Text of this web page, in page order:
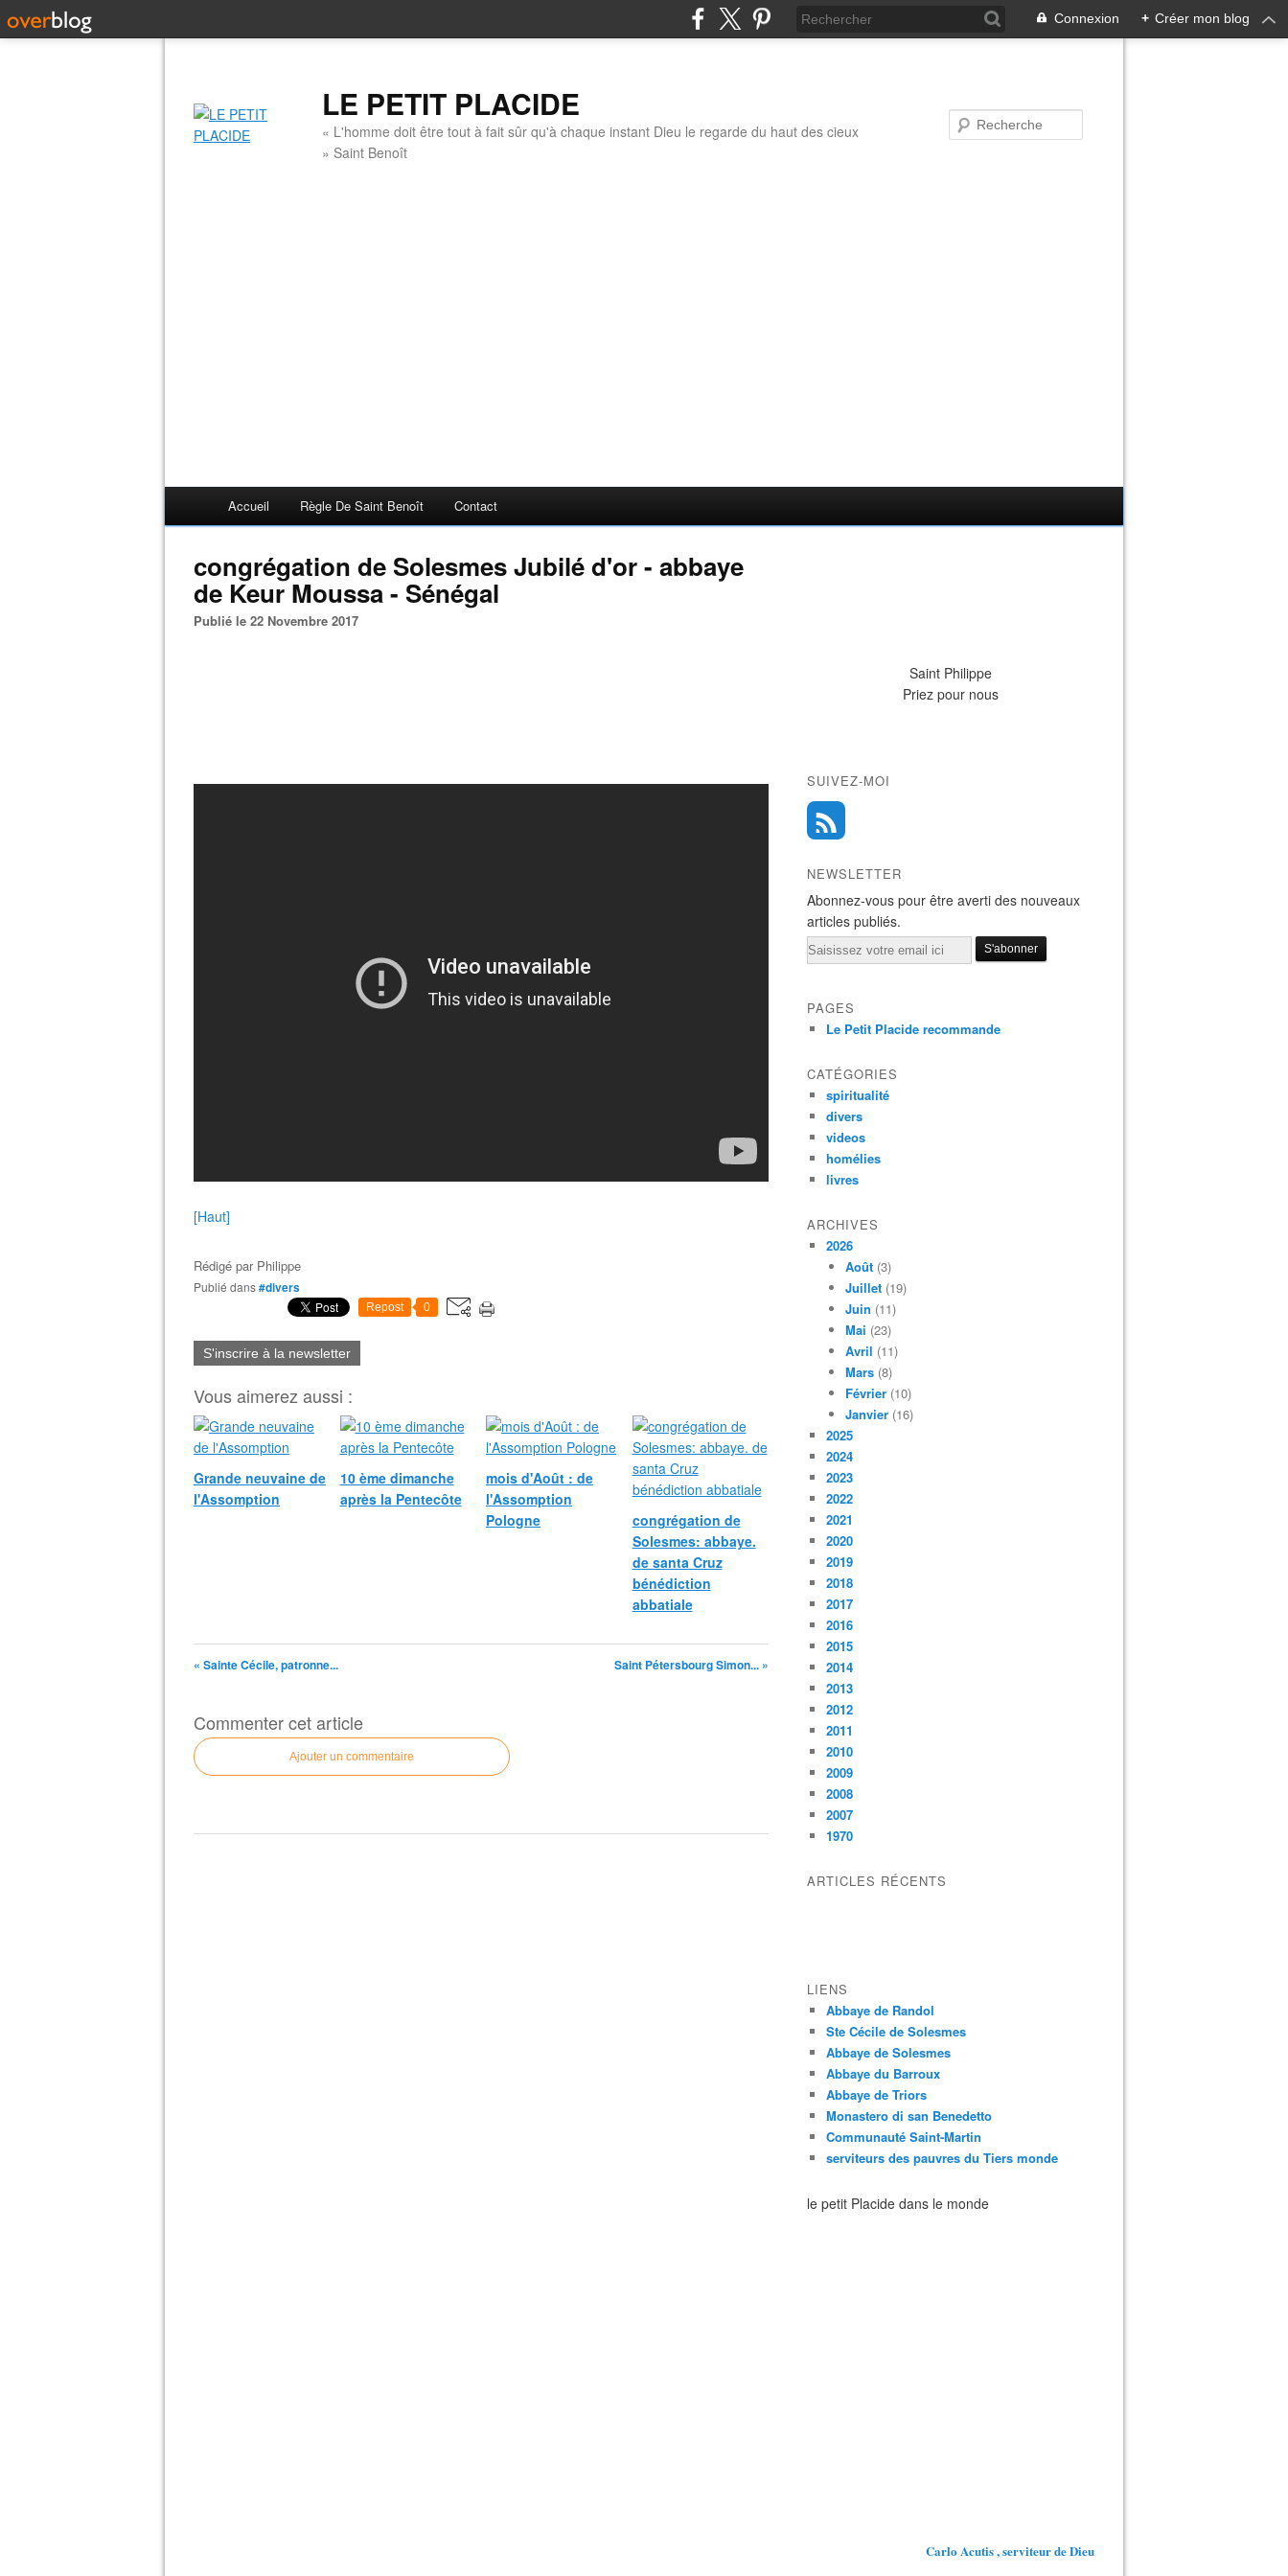
Connexion + Créer mon blog
LE PETIT PLACIDE
« L'homme doit être tout à fait sûr qu'à chaque instant Dieu le regarde du haut des cieux
» Saint Benoît
Accueil Règle De Saint Benoît Contact
congrégation de Solesmes Jubilé d'or - abbaye
de Keur Moussa - Sénégal
Publié le 22 Novembre 2017
[Haut]
Rédigé par Philippe
Publié dans#divers
Repost 0
S'inscrire à la newsletter
Vous aimerez aussi :
Grande neuvaine de
l'Assomption
10 ème dimanche
après la Pentecôte
mois d'Août : de
l'Assomption
Pologne
congrégation de
Solesmes: abbaye.
de santa Cruz
bénédiction
abbatiale
« Sainte Cécile, patronne... Saint Pétersbourg Simon... »
Commenter cet article
Ajouter un commentaire
Saint Philippe
Priez pour nous
SUIVEZ-MOI
NEWSLETTER
Abonnez-vous pour être averti des nouveaux
articles publiés.
Email
PAGES
Le Petit Placide recommande
CATÉGORIES
spiritualité
divers
videos
homélies
livres
ARCHIVES
2026
Août (3)
Juillet (19)
Juin (11)
Mai (23)
Avril (11)
Mars (8)
Février (10)
Janvier (16)
2025
2024
2023
2022
2021
2020
2019
2018
2017
2016
2015
2014
2013
2012
2011
2010
2009
2008
2007
1970
ARTICLES RÉCENTS
LIENS
Abbaye de Randol
Ste Cécile de Solesmes
Abbaye de Solesmes
Abbaye du Barroux
Abbaye de Triors
Monastero di san Benedetto
Communauté Saint-Martin
serviteurs des pauvres du Tiers monde
le petit Placide dans le monde
Carlo Acutis , serviteur de Dieu